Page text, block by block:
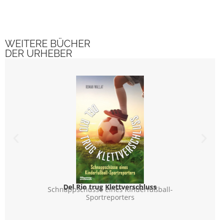
WEITERE BÜCHER
DER URHEBER
Del Rio trug Klettverschluss
Schnappschüsse eines Kinderfußball-
Sportreporters